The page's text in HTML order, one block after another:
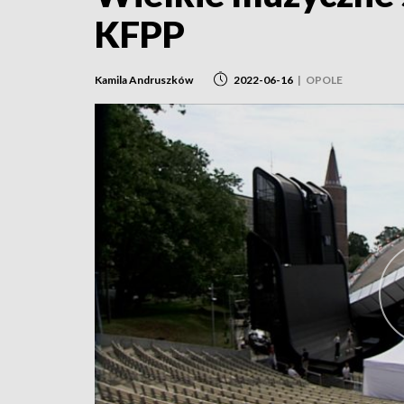
KFPP
Kamila Andruszków 2022-06-16 | OPOLE